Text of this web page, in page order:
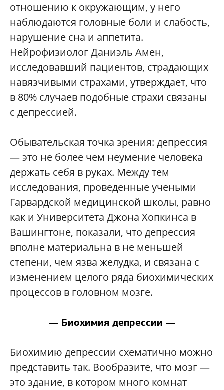
отношению к окружающим, у него
наблюдаются головные боли и слабость,
нарушение сна и аппетита.
Нейрофизиолог Даниэль Амен,
исследовавший пациентов, страдающих
навязчивыми страхами, утверждает, что
в 80% случаев подобные страхи связаны
с депрессией.
Обывательская точка зрения: депрессия
— это не более чем неумение человека
держать себя в руках. Между тем
исследования, проведенные учеными
Гарвардской медицинской школы, равно
как и Университета Джона Хопкинса в
Вашингтоне, показали, что депрессия
вполне материальна в не меньшей
степени, чем язва желудка, и связана с
изменением целого ряда биохимических
процессов в головном мозге.
— Биохимия депрессии —
Биохимию депрессии схематично можно
представить так. Вообразите, что мозг —
это здание, в котором много комнат